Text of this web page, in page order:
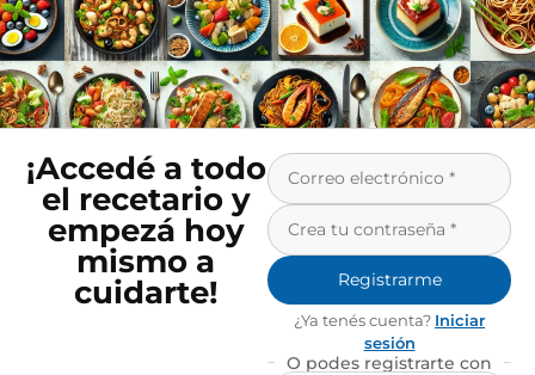
¡Accedé a todo
el recetario y
empezá hoy
mismo a
cuidarte!
Registrarme
¿Ya tenés cuenta? Iniciar
sesión
O podes registrarte con